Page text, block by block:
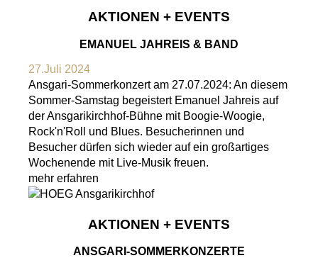
AKTIONEN + EVENTS
EMANUEL JAHREIS & BAND
27.Juli 2024
Ansgari-Sommerkonzert am 27.07.2024: An diesem
Sommer-Samstag begeistert Emanuel Jahreis auf
der Ansgarikirchhof-Bühne mit Boogie-Woogie,
Rock'n'Roll und Blues. Besucherinnen und
Besucher dürfen sich wieder auf ein großartiges
Wochenende mit Live-Musik freuen.
mehr erfahren
AKTIONEN + EVENTS
ANSGARI-SOMMERKONZERTE